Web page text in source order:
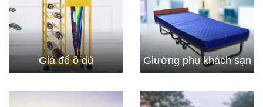
Giá để ô dù Giường phụ khách sạn